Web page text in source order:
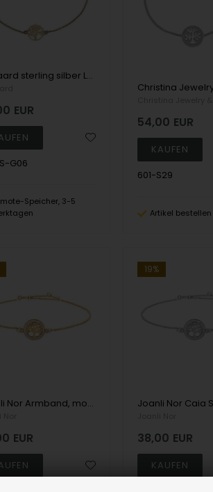
Aagaard sterling silber Lebensbaum-Armband
EUR
G06
Speicher, 3-5
54,00 EUR
601-S29
Artikel bestellen
Joanli Nor Armband, model 845075-3
EUR
19%
38,00 EUR